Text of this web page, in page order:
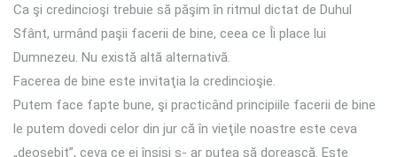
Ca şi credincioşi trebuie să păşim în ritmul dictat de Duhul
Sfânt, urmând paşii facerii de bine, ceea ce Îi place lui
Dumnezeu. Nu există altă alternativă.
Facerea de bine este invitaţia la credincioşie.
Putem face fapte bune, şi practicând principiile facerii de bine
le putem dovedi celor din jur că în vieţile noastre este ceva
„deosebit”, ceva ce ei înşişi s- ar putea să dorească. Este